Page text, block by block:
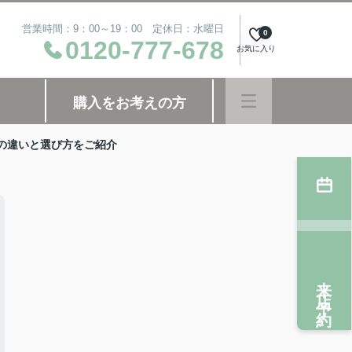
営業時間：9：00～19：00 定休日：水曜日
0120-777-678 お気に入り
0
購入をお考えの方
違いと選び方をご紹介
来店予約